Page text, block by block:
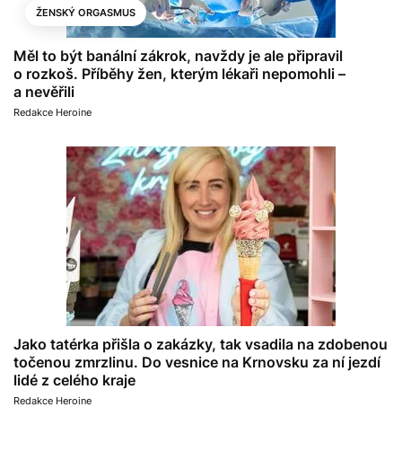
ŽENSKÝ ORGASMUS
Měl to být banální zákrok, navždy je ale připravil
o rozkoš. Příběhy žen, kterým lékaři nepomohli –
a nevěřili
Redakce Heroine
Jako tatérka přišla o zakázky, tak vsadila na zdobenou
točenou zmrzlinu. Do vesnice na Krnovsku za ní jezdí
lidé z celého kraje
Redakce Heroine